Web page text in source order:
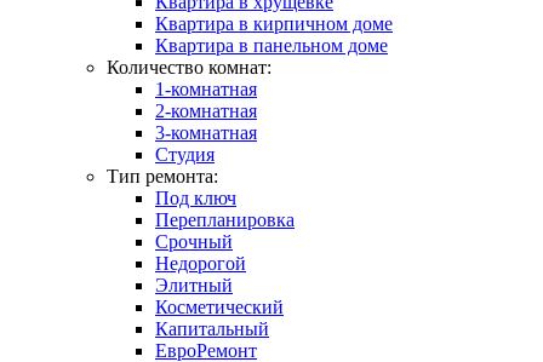
Квартира в кирпичном доме
Квартира в панельном доме
Количество комнат:
1-комнатная
2-комнатная
3-комнатная
Студия
Тип ремонта:
Под ключ
Перепланировка
Срочный
Недорогой
Элитный
Косметический
Капитальный
ЕвроРемонт